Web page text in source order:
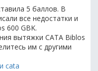
5 баллов. В
все недостатки и
600 GBK.
вытяжки CATA Biblos
им с другими
cata